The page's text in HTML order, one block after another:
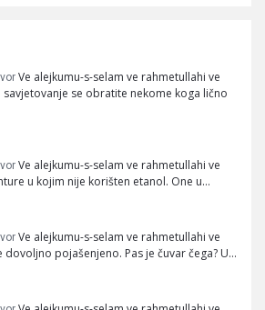
Ve alejkumu-s-selam ve rahmetullahi ve
se obratite nekome koga lično
Ve alejkumu-s-selam ve rahmetullahi ve
u kojim nije korišten etanol. One u…
Ve alejkumu-s-selam ve rahmetullahi ve
dovoljno pojašenjeno. Pas je čuvar čega? U…